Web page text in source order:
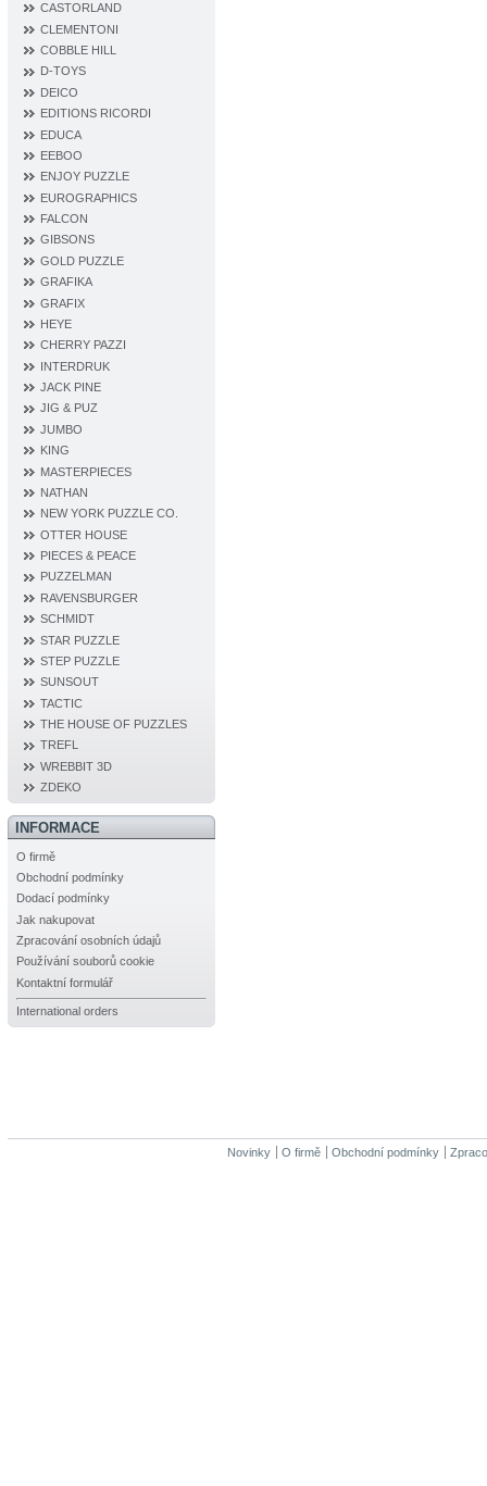
CASTORLAND
CLEMENTONI
COBBLE HILL
D‐TOYS
DEICO
EDITIONS RICORDI
EDUCA
EEBOO
ENJOY PUZZLE
EUROGRAPHICS
FALCON
GIBSONS
GOLD PUZZLE
GRAFIKA
GRAFIX
HEYE
CHERRY PAZZI
INTERDRUK
JACK PINE
JIG & PUZ
JUMBO
KING
MASTERPIECES
NATHAN
NEW YORK PUZZLE CO.
OTTER HOUSE
PIECES & PEACE
PUZZELMAN
RAVENSBURGER
SCHMIDT
STAR PUZZLE
STEP PUZZLE
SUNSOUT
TACTIC
THE HOUSE OF PUZZLES
TREFL
WREBBIT 3D
ZDEKO
INFORMACE
O firmě
Obchodní podmínky
Dodací podmínky
Jak nakupovat
Zpracování osobních údajů
Používání souborů cookie
Kontaktní formulář
International orders
Novinky O firmě Obchodní podmínky